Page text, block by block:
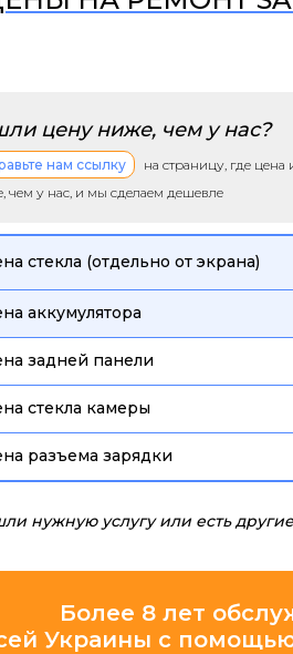
цену ниже, чем у нас?
нам ссылку
на страницу, где
чем у нас, и мы сделаем дешевле
стекла (отдельно от экрана)
аккумулятора
задней панели
стекла камеры
разъема зарядки
нужную услугу или есть
Более 8 лет
Украины с